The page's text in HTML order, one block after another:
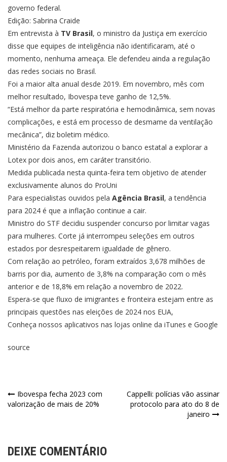
governo federal.
Edição: Sabrina Craide
Em entrevista à TV Brasil, o ministro da Justiça em exercício
disse que equipes de inteligência não identificaram, até o
momento, nenhuma ameaça. Ele defendeu ainda a regulação
das redes sociais no Brasil.
Foi a maior alta anual desde 2019. Em novembro, mês com
melhor resultado, Ibovespa teve ganho de 12,5%.
“Está melhor da parte respiratória e hemodinâmica, sem novas
complicações, e está em processo de desmame da ventilação
mecânica”, diz boletim médico.
Ministério da Fazenda autorizou o banco estatal a explorar a
Lotex por dois anos, em caráter transitório.
Medida publicada nesta quinta-feira tem objetivo de atender
exclusivamente alunos do ProUni
Para especialistas ouvidos pela Agência Brasil, a tendência
para 2024 é que a inflação continue a cair.
Ministro do STF decidiu suspender concurso por limitar vagas
para mulheres. Corte já interrompeu seleções em outros
estados por desrespeitarem igualdade de gênero.
Com relação ao petróleo, foram extraídos 3,678 milhões de
barris por dia, aumento de 3,8% na comparação com o mês
anterior e de 18,8% em relação a novembro de 2022.
Espera-se que fluxo de imigrantes e fronteira estejam entre as
principais questões nas eleições de 2024 nos EUA,
Conheça nossos aplicativos nas lojas online da iTunes e Google
source
Ibovespa fecha 2023 com
valorização de mais de 20%
Cappelli: polícias vão assinar
protocolo para ato do 8 de
janeiro
DEIXE COMENTÁRIO